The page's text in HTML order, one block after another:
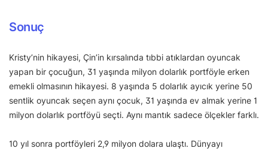
Sonuç
Kristy’nin hikayesi, Çin’in kırsalında tıbbi atıklardan oyuncak
yapan bir çocuğun, 31 yaşında milyon dolarlık portföyle erken
emekli olmasının hikayesi. 8 yaşında 5 dolarlık ayıcık yerine 50
sentlik oyuncak seçen aynı çocuk, 31 yaşında ev almak yerine 1
milyon dolarlık portföyü seçti. Aynı mantık sadece ölçekler farklı.
10 yıl sonra portföyleri 2,9 milyon dolara ulaştı. Dünyayı